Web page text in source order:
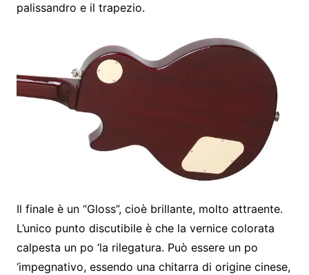
palissandro e il trapezio.
Il finale è un “Gloss”, cioè brillante, molto attraente.
L’unico punto discutibile è che la vernice colorata
calpesta un po ‘la rilegatura. Può essere un po
‘impegnativo, essendo una chitarra di origine cinese,